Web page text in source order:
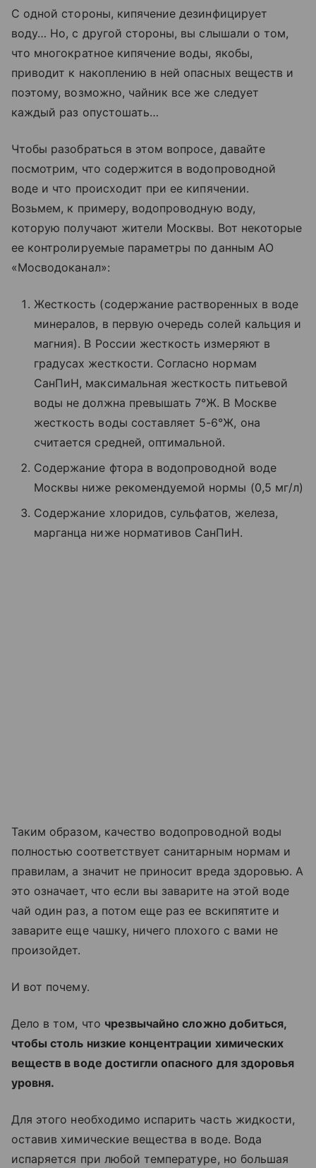
С одной стороны, кипячение дезинфицирует
воду… Но, с другой стороны, вы слышали о том,
что многократное кипячение воды, якобы,
приводит к накоплению в ней опасных веществ и
поэтому, возможно, чайник все же следует
каждый раз опустошать…
Чтобы разобраться в этом вопросе, давайте
посмотрим, что содержится в водопроводной
воде и что происходит при ее кипячении.
Возьмем, к примеру, водопроводную воду,
которую получают жители Москвы. Вот некоторые
ее контролируемые параметры по данным АО
«Мосводоканал»:
Жесткость (содержание растворенных в воде
минералов, в первую очередь солей кальция и
магния). В России жесткость измеряют в
градусах жесткости. Согласно нормам
СанПиН, максимальная жесткость питьевой
воды не должна превышать 7°Ж. В Москве
жесткость воды составляет 5-6°Ж, она
считается средней, оптимальной.
Содержание фтора в водопроводной воде
Москвы ниже рекомендуемой нормы (0,5 мг/л)
Содержание хлоридов, сульфатов, железа,
марганца ниже нормативов СанПиН.
Таким образом, качество водопроводной воды
полностью соответствует санитарным нормам и
правилам, а значит не приносит вреда здоровью. А
это означает, что если вы заварите на этой воде
чай один раз, а потом еще раз ее вскипятите и
заварите еще чашку, ничего плохого с вами не
произойдет.
И вот почему.
Дело в том, что чрезвычайно сложно добиться,
чтобы столь низкие концентрации химических
веществ в воде достигли опасного для здоровья
уровня.
Для этого необходимо испарить часть жидкости,
оставив химические вещества в воде. Вода
испаряется при любой температуре, но большая